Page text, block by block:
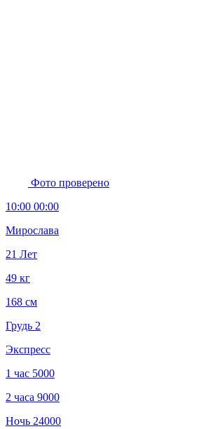
Фото проверено
10:00 00:00
Мирослава
21 Лет
49 кг
168 см
Грудь 2
Экспресс
1 час 5000
2 часа 9000
Ночь 24000